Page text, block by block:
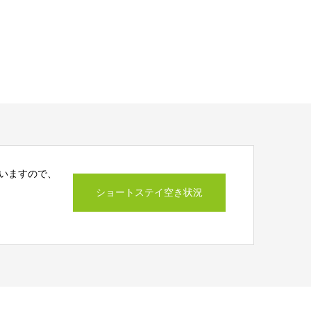
ますので、
ショートステイ空き状況